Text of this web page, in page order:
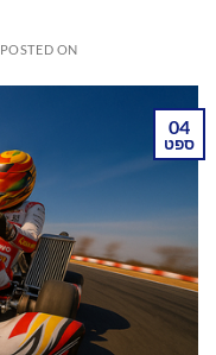
POSTED ON
04
ספט